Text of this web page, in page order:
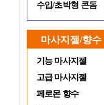
수입/초박형 콘돔
마사지젤/향수
기능 마사지젤
고급 마사지젤
페로몬 향수